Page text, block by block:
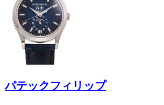
パテックフィリップ